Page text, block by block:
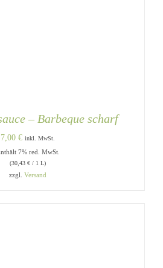
– Barbeque scharf
7,00 € inkl. MwSt.
7% red. MwSt.
(30,43 € / 1 L)
zzgl. Versand